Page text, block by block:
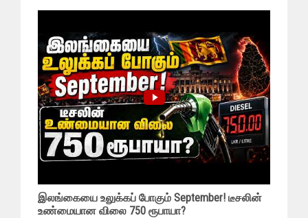
இலங்கையை உலுக்கப் போகும் September! டீசலின்
உண்மையான விலை 750 ரூபாயா?